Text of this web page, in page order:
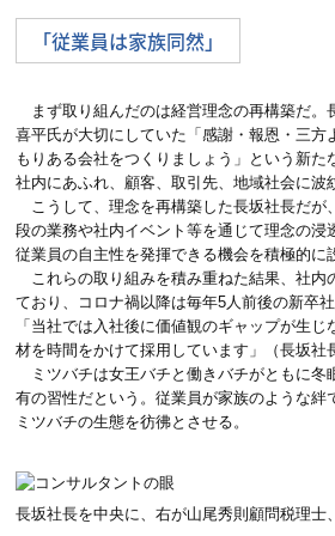
「従業員は家族同然」
まず取り組んだのは経営理念の再構築だ。
喜平氏が大切にしていた「感謝・報恩・三
もりある会社をつくりましょう」という新
社内にあふれ、顧客、取引先、地域社会に
こうして、理念を再構築した長坂社長だが
段の業務や社内イベント等を通じて理念の
従業員の自主性を発揮できる機会を積極的に
これらの取り組みを積み重ねた結果、社内
ており、コロナ禍以降は毎年5人前後の新卒
「当社では入社後に価値観のギャップが生
材を時間をかけて採用しています」（長坂社
ミツバチは女王バチと働きバチがともに冬
有の習性だという。従業員が家族のような
ミツバチの生態を彷彿とさせる。
長坂社長を中央に、右が山尾秀則顧問税理士